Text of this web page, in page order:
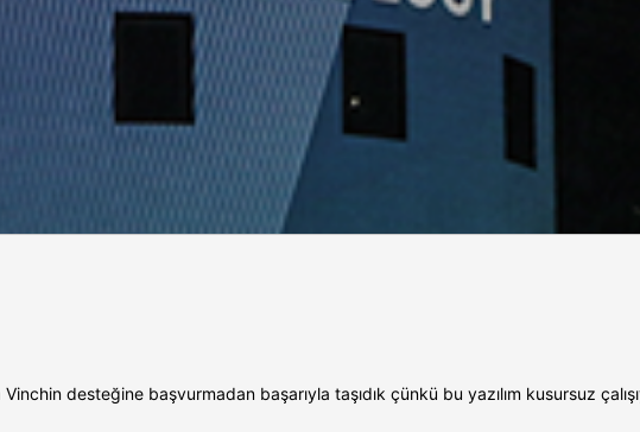
desteğine başvurmadan başarıyla taşıdık çünkü bu yazılım kusursuz